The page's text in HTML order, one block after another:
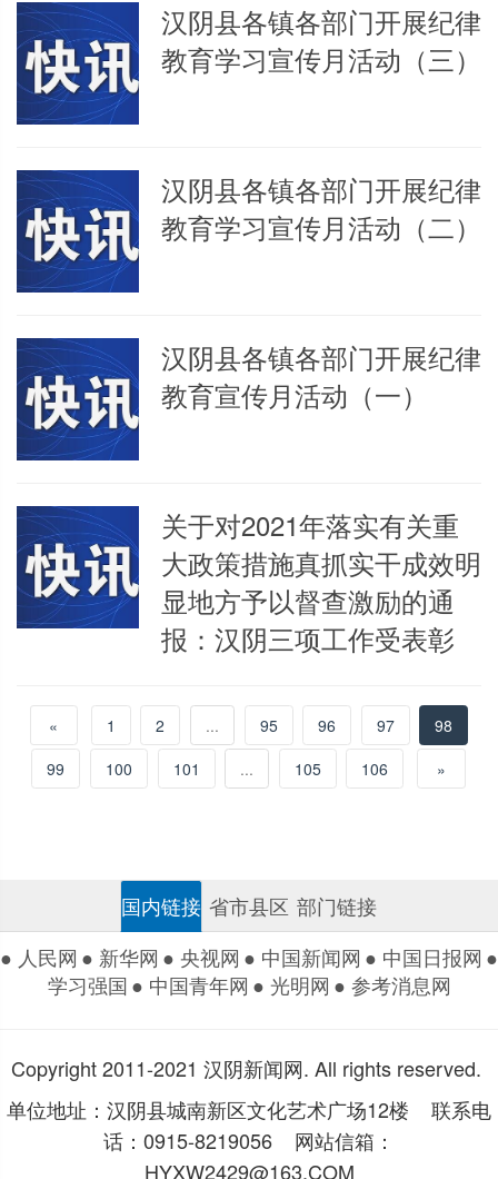
汉阴县各镇各部门开展纪律
教育学习宣传月活动（三）
汉阴县各镇各部门开展纪律
教育学习宣传月活动（二）
汉阴县各镇各部门开展纪律
教育宣传月活动（一）
关于对2021年落实有关重
大政策措施真抓实干成效明
显地方予以督查激励的通
报：汉阴三项工作受表彰
« 1 2 ... 95 96 97
98
99
100 101 ... 105 106 »
国内链接 省市县区 部门链接
● 人民网 ● 新华网 ● 央视网 ● 中国新闻网 ● 中国日报网 ●
学习强国● 中国青年网 ● 光明网 ● 参考消息网
Copyright 2011-2021 汉阴新闻网. All rights reserved.
单位地址：汉阴县城南新区文化艺术广场12楼 联系电
话：0915-8219056 网站信箱：
HYXW2429@163.COM